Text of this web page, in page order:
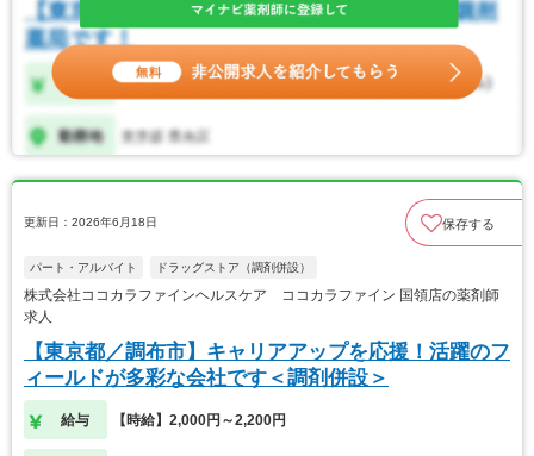
更新日：2026年6月18日 保存する
パート・アルバイト ドラッグストア（調剤併設）
株式会社ココカラファインヘルスケア ココカラファイン 国領店の薬剤師
求人
【東京都／調布市】キャリアアップを応援！活躍のフ
ィールドが多彩な会社です＜調剤併設＞
給与 【時給】2,000円～2,200円